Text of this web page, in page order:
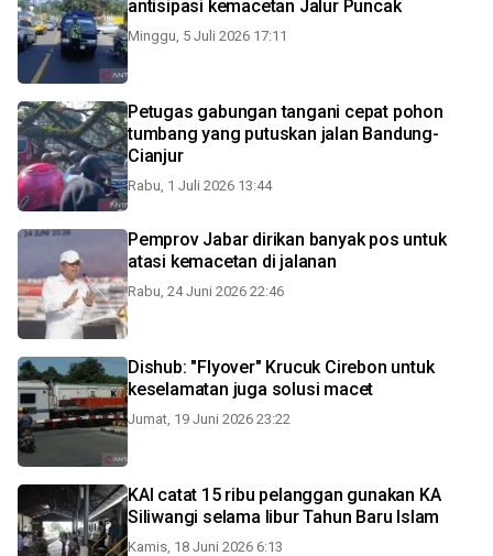
antisipasi kemacetan Jalur Puncak
Minggu, 5 Juli 2026 17:11
Petugas gabungan tangani cepat pohon
tumbang yang putuskan jalan Bandung-
Cianjur
Rabu, 1 Juli 2026 13:44
Pemprov Jabar dirikan banyak pos untuk
atasi kemacetan di jalanan
Rabu, 24 Juni 2026 22:46
Dishub: "Flyover" Krucuk Cirebon untuk
keselamatan juga solusi macet
Jumat, 19 Juni 2026 23:22
KAI catat 15 ribu pelanggan gunakan KA
Siliwangi selama libur Tahun Baru Islam
Kamis, 18 Juni 2026 6:13